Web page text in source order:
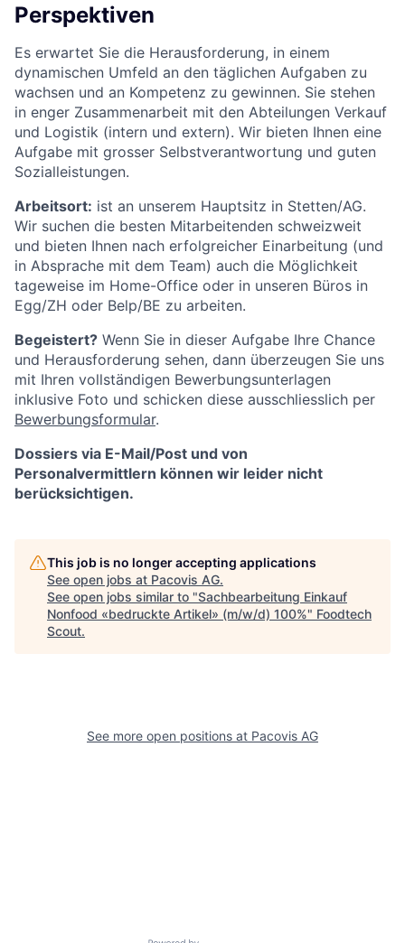
Perspektiven
Es erwartet Sie die Herausforderung, in einem
dynamischen Umfeld an den täglichen Aufgaben zu
wachsen und an Kompetenz zu gewinnen. Sie stehen
in enger Zusammenarbeit mit den Abteilungen Verkauf
und Logistik (intern und extern). Wir bieten Ihnen eine
Aufgabe mit grosser Selbstverantwortung und guten
Sozialleistungen.
Arbeitsort: ist an unserem Hauptsitz in Stetten/AG.
Wir suchen die besten Mitarbeitenden schweizweit
und bieten Ihnen nach erfolgreicher Einarbeitung (und
in Absprache mit dem Team) auch die Möglichkeit
tageweise im Home-Office oder in unseren Büros in
Egg/ZH oder Belp/BE zu arbeiten.
Begeistert? Wenn Sie in dieser Aufgabe Ihre Chance
und Herausforderung sehen, dann überzeugen Sie uns
mit Ihren vollständigen Bewerbungsunterlagen
inklusive Foto und schicken diese ausschliesslich per
Bewerbungsformular.
Dossiers via E-Mail/Post und von
Personalvermittlern können wir leider nicht
berücksichtigen.
This job is no longer accepting applications
See open jobs at Pacovis AG.
See open jobs similar to "Sachbearbeitung Einkauf
Nonfood «bedruckte Artikel» (m/w/d) 100%" Foodtech
Scout.
See more open positions at Pacovis AG